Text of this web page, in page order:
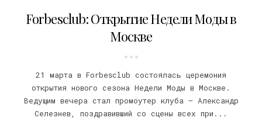
Forbesclub: Открытие Недели Моды в
Москве
21 марта в Forbesclub состоялась церемония
открытия нового сезона Недели Моды в Москве.
Ведущим вечера стал промоутер клуба – Александр
Селезнев, поздравивший со сцены всех при...